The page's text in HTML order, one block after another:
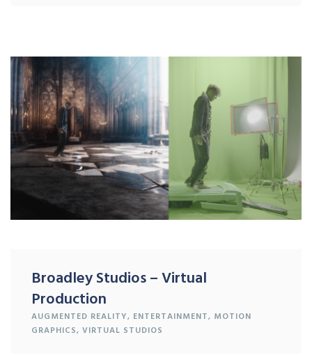
Broadley Studios – Virtual
Production
AUGMENTED REALITY, ENTERTAINMENT, MOTION
GRAPHICS, VIRTUAL STUDIOS